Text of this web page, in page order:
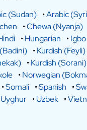
(Sudan) •Arabic
•Chewa (Nyanja)
•Hungarian •Igbo
•Kurdish (Feyli)
•Kurdish (Sorani)
•Norwegian
•Somali •Spanish •
Uyghur •Uzbek •